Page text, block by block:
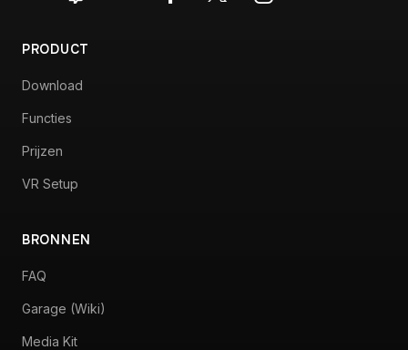
PRODUCT
Download
Functies
Prijzen
VR Setup
BRONNEN
FAQ
Garage (Wiki)
Media Kit